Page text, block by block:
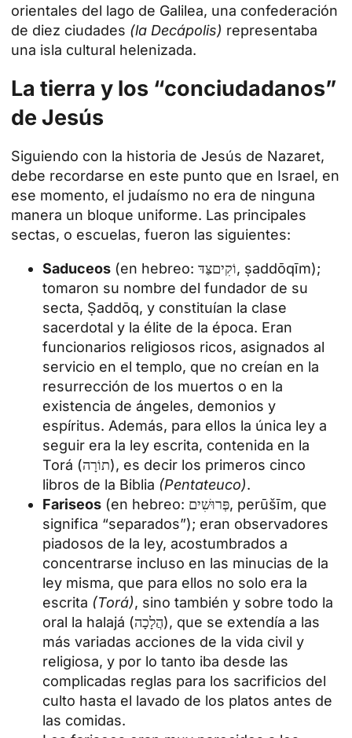
orientales del lago de Galilea, una confederación
de diez ciudades (la Decápolis) representaba
una isla cultural helenizada.
La tierra y los “conciudadanos”
de Jesús
Siguiendo con la historia de Jesús de Nazaret,
debe recordarse en este punto que en Israel, en
ese momento, el judaísmo no era de ninguna
manera un bloque uniforme. Las principales
sectas, o escuelas, fueron las siguientes:
Saduceos (en hebreo: וֹקִיםצַּדּ, ṣaddōqīm);
tomaron su nombre del fundador de su
secta, Ṣaddōq, y constituían la clase
sacerdotal y la élite de la época. Eran
funcionarios religiosos ricos, asignados al
servicio en el templo, que no creían en la
resurrección de los muertos o en la
existencia de ángeles, demonios y
espíritus. Además, para ellos la única ley a
seguir era la ley escrita, contenida en la
Torá (תוֹרָה), es decir los primeros cinco
libros de la Biblia (Pentateuco).
Fariseos (en hebreo: פְּרוּשִׁים, perūšīm, que
significa “separados”); eran observadores
piadosos de la ley, acostumbrados a
concentrarse incluso en las minucias de la
ley misma, que para ellos no solo era la
escrita (Torá), sino también y sobre todo la
oral la halajá (הֲלָכָה), que se extendía a las
más variadas acciones de la vida civil y
religiosa, y por lo tanto iba desde las
complicadas reglas para los sacrificios del
culto hasta el lavado de los platos antes de
las comidas.